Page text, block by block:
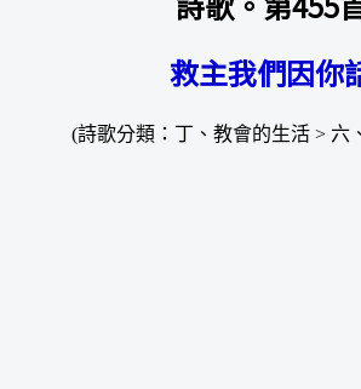
救主我們因你
(詩歌分類：丁、教會的生活 > 六